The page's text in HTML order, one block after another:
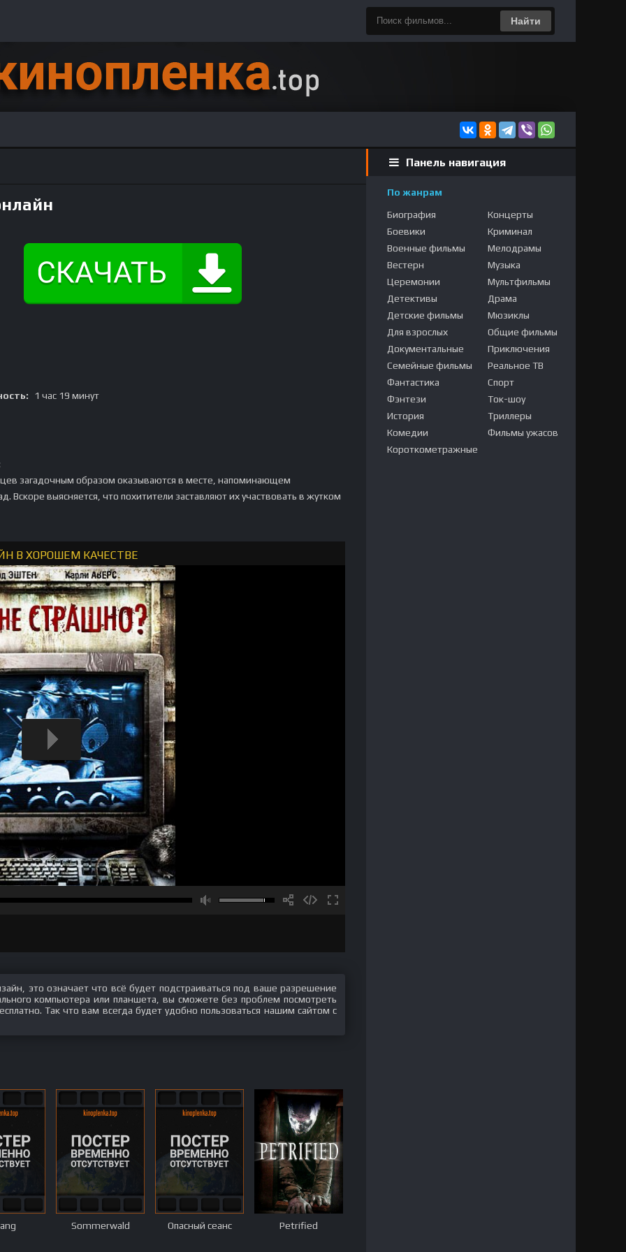
Найти
1 час 19 минут
загадочным образом оказываются в месте, напоминающем
Вскоре выясняется, что похитители заставляют их участвовать в жутком
В ХОРОШЕМ КАЧЕСТВЕ
это означает что всё будет подстраиваться под ваше разрешение
компьютера или планшета, вы сможете без проблем посмотреть
Так что вам всегда будет удобно пользоваться нашим сайтом с
Sommerwald Опасный сеанс Petrified
Панель навигация
По жанрам
Биография
Боевики
Военные фильмы
Вестерн
Церемонии
Детективы
Детские фильмы
Для взрослых
Документальные
Семейные фильмы
Фантастика
Фэнтези
История
Комедии
Короткометражные
Концерты
Криминал
Мелодрамы
Музыка
Мультфильмы
Драма
Мюзиклы
Общие фильмы
Приключения
Реальное ТВ
Спорт
Ток-шоу
Триллеры
Фильмы ужасов